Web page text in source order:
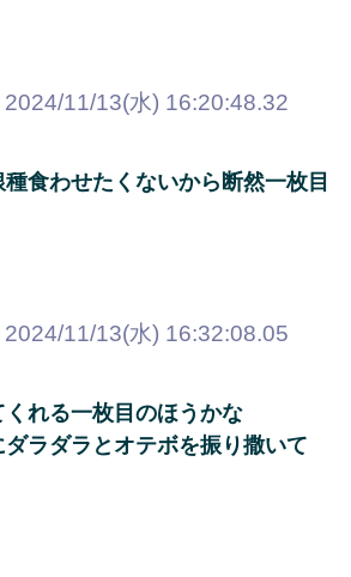
2024/11/13(水) 16:20:48.32
食わせたくないから断然一枚目
2024/11/13(水) 16:32:08.05
れる一枚目のほうかな
ラダラとオテボを振り撒いて